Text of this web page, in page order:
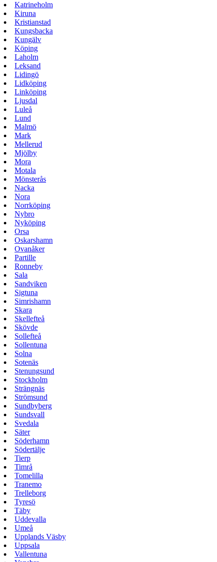
Katrineholm
Kiruna
Kristianstad
Kungsbacka
Kungälv
Köping
Laholm
Leksand
Lidingö
Lidköping
Linköping
Ljusdal
Luleå
Lund
Malmö
Mark
Mellerud
Mjölby
Mora
Motala
Mönsterås
Nacka
Nora
Norrköping
Nybro
Nyköping
Orsa
Oskarshamn
Ovanåker
Partille
Ronneby
Sala
Sandviken
Sigtuna
Simrishamn
Skara
Skellefteå
Skövde
Sollefteå
Sollentuna
Solna
Sotenäs
Stenungsund
Stockholm
Strängnäs
Strömsund
Sundbyberg
Sundsvall
Svedala
Säter
Söderhamn
Södertälje
Tierp
Timrå
Tomelilla
Tranemo
Trelleborg
Tyresö
Täby
Uddevalla
Umeå
Upplands Väsby
Uppsala
Vallentuna